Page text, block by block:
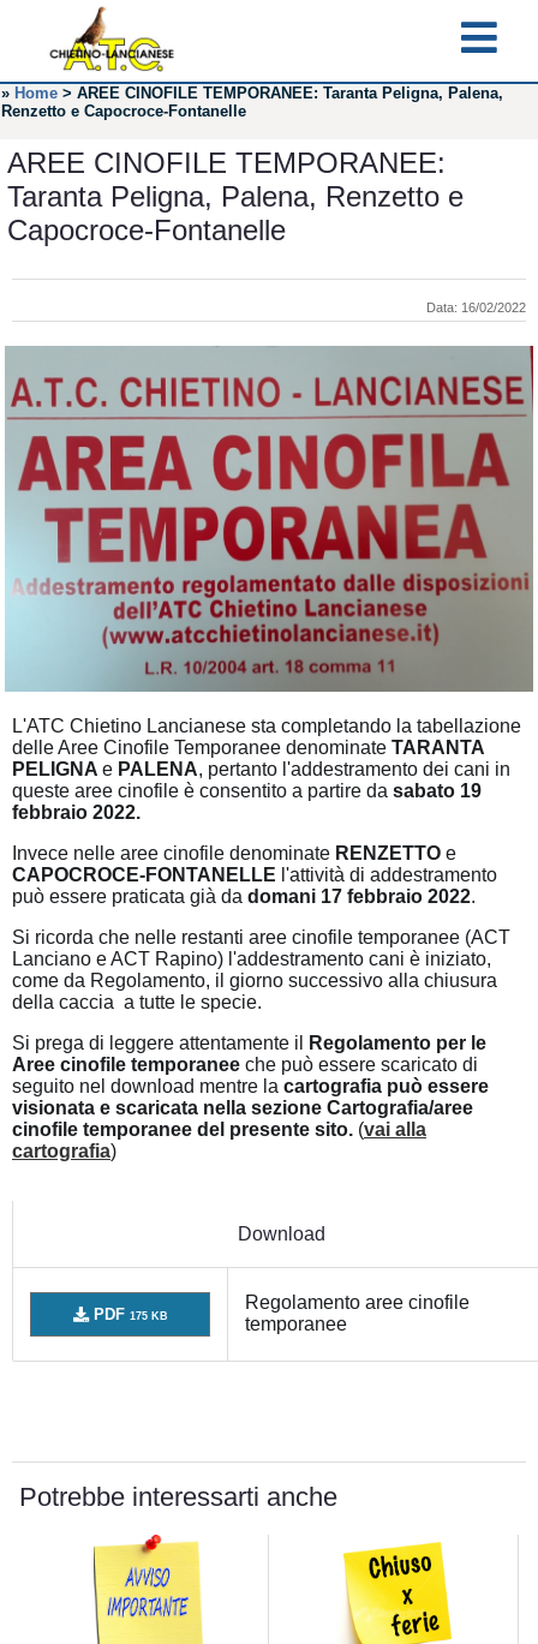
» Home > AREE CINOFILE TEMPORANEE: Taranta Peligna, Palena,
Renzetto e Capocroce-Fontanelle
AREE CINOFILE TEMPORANEE:
Taranta Peligna, Palena, Renzetto e
Capocroce-Fontanelle
Data: 16/02/2022
L'ATC Chietino Lancianese sta completando la tabellazione
delle Aree Cinofile Temporanee denominate TARANTA
PELIGNA e PALENA, pertanto l'addestramento dei cani in
queste aree cinofile è consentito a partire da sabato 19
febbraio 2022.
Invece nelle aree cinofile denominate RENZETTO e
CAPOCROCE-FONTANELLE l'attività di addestramento
può essere praticata già da domani 17 febbraio 2022.
Si ricorda che nelle restanti aree cinofile temporanee (ACT
Lanciano e ACT Rapino) l'addestramento cani è iniziato,
come da Regolamento, il giorno successivo alla chiusura
della caccia a tutte le specie.
Si prega di leggere attentamente il
Regolamento per le
Aree cinofile temporanee che può essere scaricato di
seguito nel download mentre la cartografia può essere
visionata e scaricata nella sezione Cartografia/aree
cinofile temporanee del presente sito. (vai alla
cartografia)
Download
PDF 175 KB
Regolamento aree cinofile
temporanee
Potrebbe interessarti anche